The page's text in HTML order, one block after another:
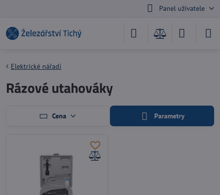
Panel uživatele
Elektrické nářadí
Rázové utahováky
Cena Parametry